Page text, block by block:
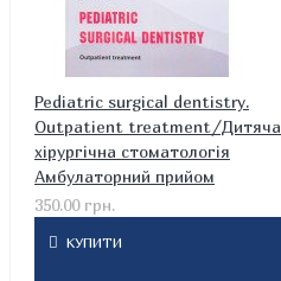
Pediatric surgical dentistry.
Outpatient treatment/Дитяча
хірургічна стоматологія
Амбулаторний прийом
350.00 грн.
КУПИТИ